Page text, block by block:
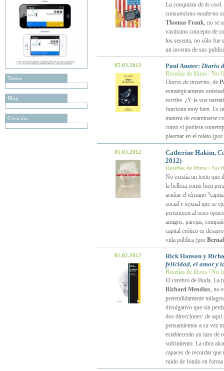
Temas
Blog
Creación
La conquista de lo
consumismo moderno
Thomas Frank, no se
vastísimo concepto de
los sesenta, no sólo fue
un invento de sus
05.03.2012 Paul Auster: Diario
Reseñas de libros / No
Diario de invierno, de
estratégicamente
escribe. ¿Y la voz
funciona muy bien. Es
manera de examinarse
como si pudiera
plasmar en el relato (por
01.03.2012 Catherine Hakim,
2012)
Reseñas de libros / No
No existía un texto que
la belleza como bien
acuñar el término
social y sexual que se
pertenecen al sexo
amigos, parejas,
capital erótico es
vida pública (por
01.02.2012
Rick Hanson y
felicidad, el amor y
Reseñas de libros / No
El cerebro de Buda. La
Richard Mendius, no
pretendidamente
divulgativo que sin
dos direcciones: de aquí
pensamientos a su vez
establecerán un lazo de
sufrimiento. La obra
capaces de recordar
ruido de fondo en